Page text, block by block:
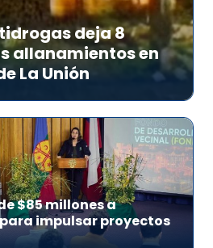
deja 8
allanamientos en
La Unión
$85 millones a
impulsar proyectos